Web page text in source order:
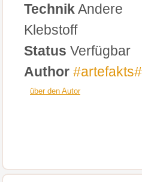
TechnikAndere
Klebstoff
Status Verfügbar
Author
über den Autor